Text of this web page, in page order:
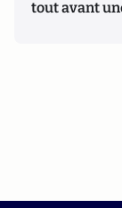
tout avant